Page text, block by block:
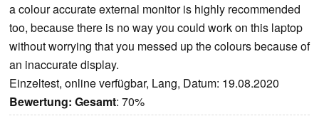
a colour accurate external monitor is highly recommended
too, because there is no way you could work on this laptop
without worrying that you messed up the colours because of
an inaccurate display.
Einzeltest, online verfügbar, Lang, Datum: 19.08.2020
Bewertung: Gesamt: 70%